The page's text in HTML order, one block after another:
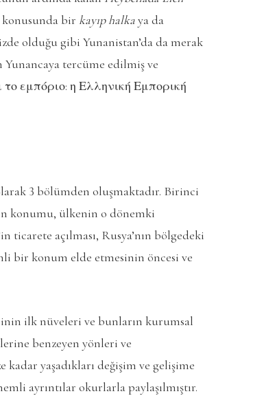
bir kayıp halkaya da
olduğu gibi Yunanistan’da da merak
Yunancaya tercüme edilmiş ve
εμπόριο: η Ελληνική Εμπορική
3 bölümden oluşmaktadır. Birinci
konumu, ülkenin o dönemki
ticarete açılması, Rusya’nın bölgedeki
bir konum elde etmesinin öncesi ve
ilk nüveleri ve bunların kurumsal
benzeyen yönleri ve
yaşadıkları değişim ve gelişime
ayrıntılar okurlarla paylaşılmıştır.